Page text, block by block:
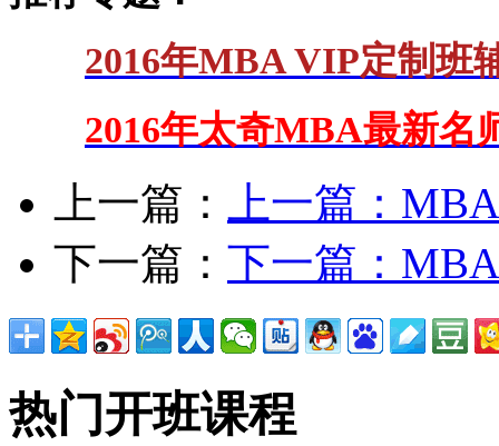
2016年MBA VIP定制班
2016年太奇MBA最新名
上一篇： 上一篇：
下一篇： 下一篇：
热门开班课程